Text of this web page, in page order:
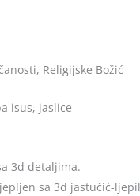
Religijske Božić
isus, jaslice
3d detaljima.
sa 3d jastučić-